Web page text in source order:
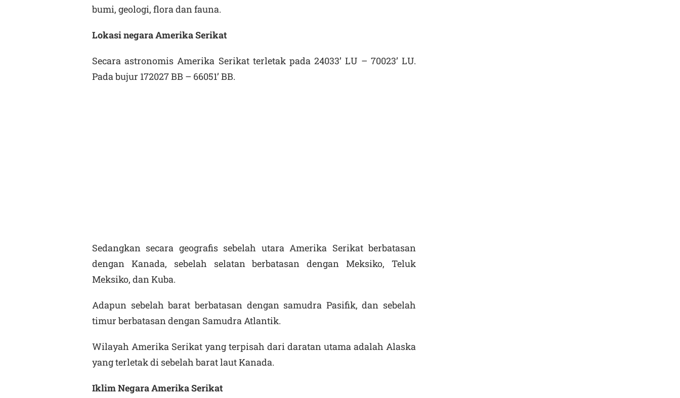
bumi, geologi, flora dan fauna.
Lokasi negara Amerika Serikat
Secara astronomis Amerika Serikat terletak pada 24033’ LU – 70023’ LU.
Pada bujur 172027 BB – 66051’ BB.
Sedangkan secara geografis sebelah utara Amerika Serikat berbatasan
dengan Kanada, sebelah selatan berbatasan dengan Meksiko, Teluk
Meksiko, dan Kuba.
Adapun sebelah barat berbatasan dengan samudra Pasifik, dan sebelah
timur berbatasan dengan Samudra Atlantik.
Wilayah Amerika Serikat yang terpisah dari daratan utama adalah Alaska
yang terletak di sebelah barat laut Kanada.
Iklim Negara Amerika Serikat